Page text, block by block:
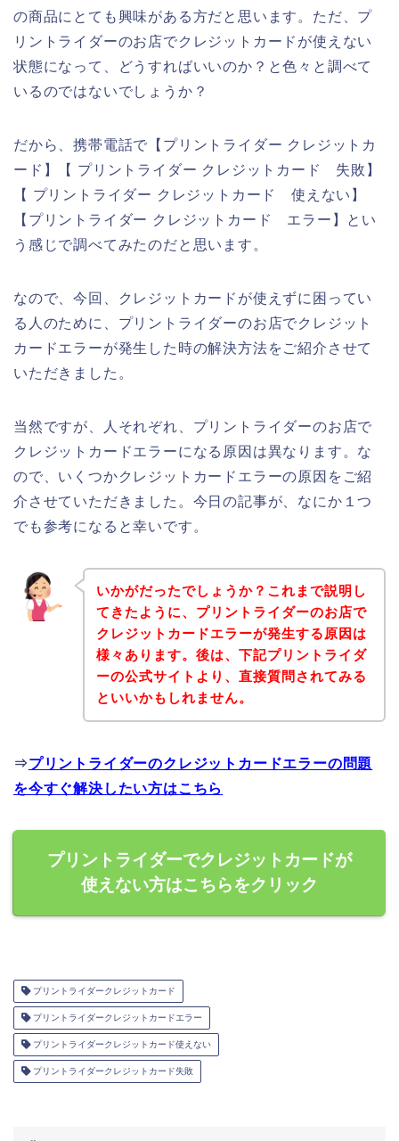
の商品にとても興味がある方だと思います。ただ、プ
リントライダーのお店でクレジットカードが使えない
状態になって、どうすればいいのか？と色々と調べて
いるのではないでしょうか？
だから、携帯電話で【プリントライダー クレジットカ
ード】【 プリントライダー クレジットカード 失敗】
【 プリントライダー クレジットカード 使えない】
【プリントライダー クレジットカード エラー】とい
う感じで調べてみたのだと思います。
なので、今回、クレジットカードが使えずに困ってい
る人のために、プリントライダーのお店でクレジット
カードエラーが発生した時の解決方法をご紹介させて
いただきました。
当然ですが、人それぞれ、プリントライダーのお店で
クレジットカードエラーになる原因は異なります。な
ので、いくつかクレジットカードエラーの原因をご紹
介させていただきました。今日の記事が、なにか１つ
でも参考になると幸いです。
いかがだったでしょうか？これまで説明し
てきたように、プリントライダーのお店で
クレジットカードエラーが発生する原因は
様々あります。後は、下記プリントライダ
ーの公式サイトより、直接質問されてみる
といいかもしれません。
⇒プリントライダーのクレジットカードエラーの問題
を今すぐ解決したい方はこちら
プリントライダーでクレジットカードが
使えない方はこちらをクリック
プリントライダークレジットカード
プリントライダークレジットカードエラー
プリントライダークレジットカード使えない
プリントライダークレジットカード失敗